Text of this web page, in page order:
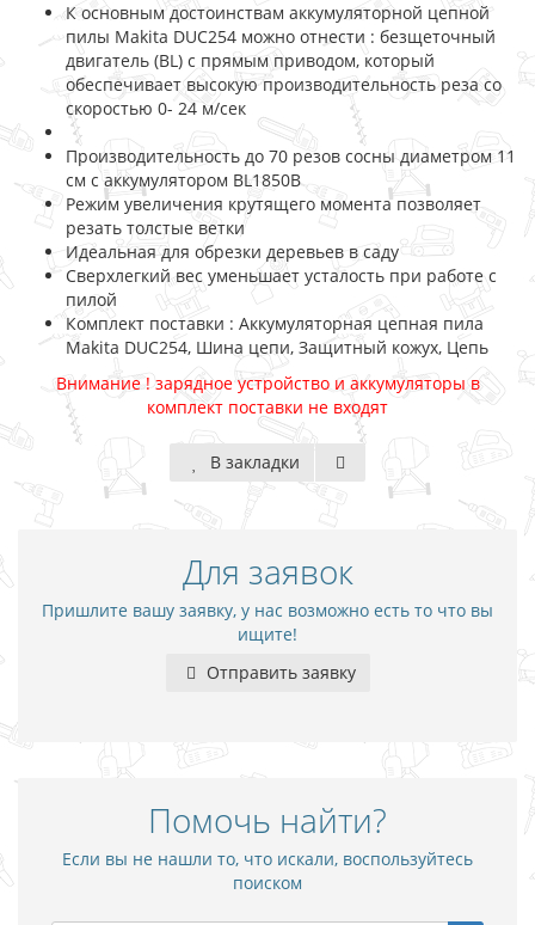
К основным достоинствам аккумуляторной цепной
пилы Makita DUC254 можно отнести : безщеточный
двигатель (BL) с прямым приводом, который
обеспечивает высокую производительность реза со
скоростью 0- 24 м/сек
Производительность до 70 резов сосны диаметром 11
см с аккумулятором BL1850B
Режим увеличения крутящего момента позволяет
резать толстые ветки
Идеальная для обрезки деревьев в саду
Сверхлегкий вес уменьшает усталость при работе с
пилой
Комплект поставки : Аккумуляторная цепная пила
Makita DUC254, Шина цепи, Защитный кожух, Цепь
Внимание ! зарядное устройство и аккумуляторы в
комплект поставки не входят
В закладки
Для заявок
Пришлите вашу заявку, у нас возможно есть то что вы
ищите!
Отправить заявку
Помочь найти?
Если вы не нашли то, что искали, воспользуйтесь
поиском